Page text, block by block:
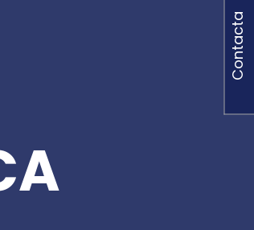
Contacta